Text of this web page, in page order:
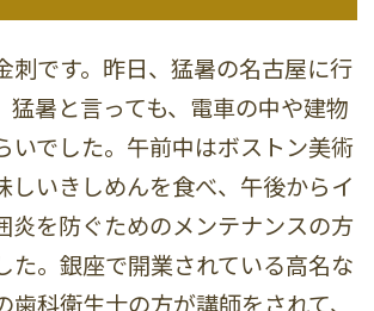
刺です。昨日、猛暑の名古屋に行
猛暑と言っても、電車の中や建物
いでした。午前中はボストン美術
しいきしめんを食べ、午後からイ
炎を防ぐためのメンテナンスの方
た。銀座で開業されている高名な
歯科衛生士の方が講師をされて、